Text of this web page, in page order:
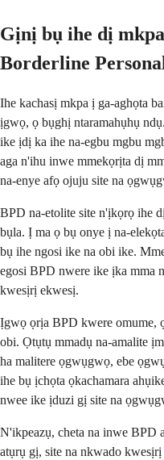
Gịnị bụ ihe dị
Borderline
Ihe kachasị mkpa ị ga-aghọta
ịgwọ, ọ bụghị ntaramahụhụ
ike ịdị ka ihe na-egbu mgbu
aga n'ihu inwe mmekọrịta dị
na-enye afọ ojuju site na
BPD na-etolite site n'ịkọrọ ihe
bụla. Ị ma ọ bụ onye ị na-
bụ ihe ngosi ike na obi ike.
egosi BPD nwere ike ịka mma
kwesịrị ekwesị.
Ịgwọ ọrịa BPD kwere omume,
obi. Ọtụtụ mmadụ na-amalite
ha malitere ọgwụgwọ, ebe
ihe bụ ịchọta ọkachamara
nwee ike ịduzi gị site na
N'ikpeazụ, cheta na inwe BPD
atụrụ gị, site na nkwado